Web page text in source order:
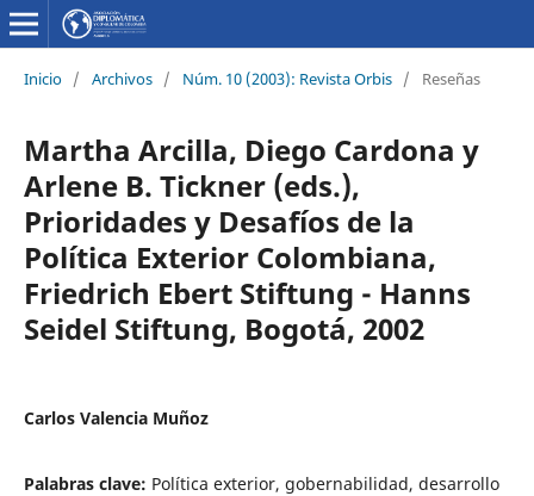
Inicio / Archivos / Núm. 10 (2003): Revista Orbis / Reseñas
Martha Arcilla, Diego Cardona y
Arlene B. Tickner (eds.),
Prioridades y Desafíos de la
Política Exterior Colombiana,
Friedrich Ebert Stiftung - Hanns
Seidel Stiftung, Bogotá, 2002
Carlos Valencia Muñoz
Palabras clave: Política exterior, gobernabilidad, desarrollo